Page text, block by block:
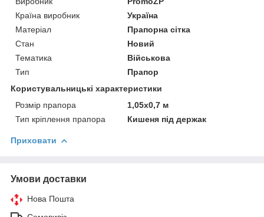
Країна виробник
Україна
Матеріал
Прапорна сітка
Стан
Новий
Тематика
Військова
Тип
Прапор
Користувальницькі характеристики
Розмір прапора
1,05х0,7 м
Тип кріплення прапора
Кишеня під держак
Приховати
Умови доставки
Нова Пошта